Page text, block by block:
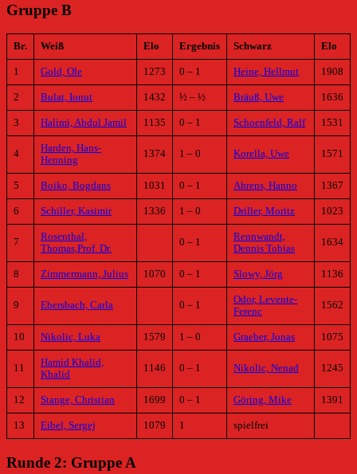
Gruppe B
Br. Weiß Elo Ergebnis Schwarz Elo
1 Gold, Ole 1273 0 – 1 Heine, Hellmut 1908
2 Bulat, Ionut 1432 ½ – ½ Bräuß, Uwe 1636
3 Halimi, Abdul Jamil 1135 0 – 1 Schoenfeld, Ralf 1531
4
Harden, Hans-
Henning
1374 1 – 0 Korella, Uwe 1571
5 Boiko, Bogdans 1031 0 – 1 Ahrens, Hanno 1367
6 Schiller, Kasimir 1336 1 – 0 Driller, Moritz 1023
7
Rosenthal,
Thomas,Prof. Dr.
0 – 1
Rennwandt,
Dennis Tobias
1634
8 Zimmermann, Julius 1070 0 – 1 Slowy, Jörg 1136
9 Ebersbach, Carla 0 – 1
Odor, Levente-
Ferenc
1562
10 Nikolic, Luka 1579 1 – 0 Graeber, Jonas 1075
11
Hamid Khalid,
Khalid
1146 0 – 1 Nikolic, Nenad 1245
12 Stange, Christian 1699 0 – 1 Göring, Mike 1391
13 Eibel, Sergej 1079 1 spielfrei
Runde 2: Gruppe A